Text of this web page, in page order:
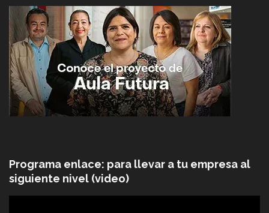
Programa enlace: para llevar a tu empresa al
siguiente nivel (video)